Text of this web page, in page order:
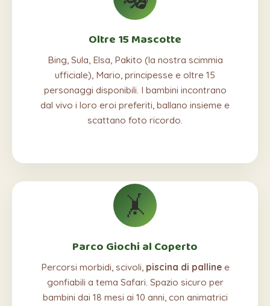
Oltre 15 Mascotte
Bing, Sula, Elsa, Pakito (la nostra scimmia
ufficiale), Mario, principesse e oltre 15
personaggi disponibili. I bambini incontrano
dal vivo i loro eroi preferiti, ballano insieme e
scattano foto ricordo.
🤸
Parco Giochi al Coperto
Percorsi morbidi, scivoli, piscina di pallinee
gonfiabili a tema Safari. Spazio sicuro per
bambini dai 18 mesi ai 10 anni, con animatrici